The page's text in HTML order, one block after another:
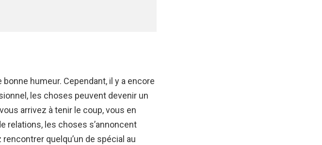
humeur. Cependant, il y a encore
les choses peuvent devenir un
arrivez à tenir le coup, vous en
relations, les choses s’annoncent
quelqu’un de spécial au